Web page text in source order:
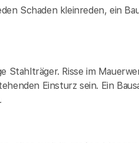
Schaden kleinreden, ein
Stahlträger. Risse im
Einsturz sein. Ein